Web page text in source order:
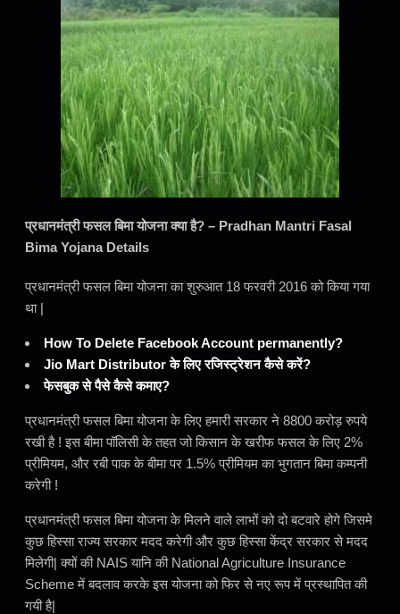
प्रधानमंत्री फसल बिमा योजना क्या है? – Pradhan Mantri Fasal
Bima Yojana Details
प्रधानमंत्री फसल बिमा योजना का शुरुआत 18 फरवरी 2016 को किया गया
था |
How To Delete Facebook Account permanently?
Jio Mart Distributor के लिए रजिस्ट्रेशन कैसे करें?
फेसबुक से पैसे कैसे कमाए?
प्रधानमंत्री फसल बिमा योजना के लिए हमारी सरकार ने 8800 करोड़ रुपये
रखी है ! इस बीमा पॉलिसी के तहत जो किसान के खरीफ फसल के लिए 2%
प्रीमियम, और रबी पाक के बीमा पर 1.5% प्रीमियम का भुगतान बिमा कम्पनी
करेगी !
प्रधानमंत्री फसल बिमा योजना के मिलने वाले लाभों को दो बटवारे होगे जिसमे
कुछ हिस्सा राज्य सरकार मदद करेगी और कुछ हिस्सा केंद्र सरकार से मदद
मिलेगी| क्यों की NAIS यानि की National Agriculture Insurance
Scheme में बदलाव करके इस योजना को फिर से नए रूप में प्रस्थापित की
गयी है|